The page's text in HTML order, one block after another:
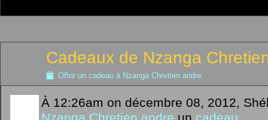
Cadeaux de Nzanga
Offrir un cadeau à Nzanga Chretien andre
À 12:26am on décembre 08, 2012,